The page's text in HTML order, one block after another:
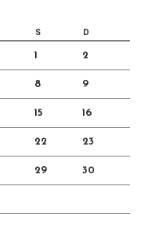
S D
1 2
8 9
15 16
22 23
29 30